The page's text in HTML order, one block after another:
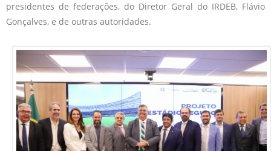
presidentes de federações, do Diretor Geral do IRDEB, Flávio
Gonçalves, e de outras autoridades.